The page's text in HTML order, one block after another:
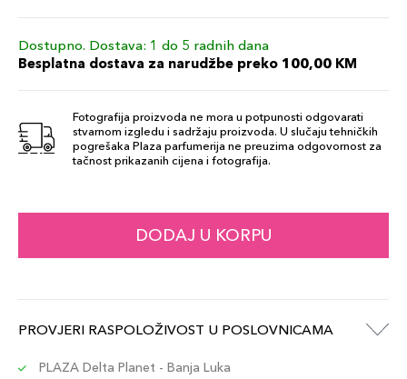
Dostupno. Dostava: 1 do 5 radnih dana
Besplatna dostava za narudžbe preko 100,00 KM
Fotografija proizvoda ne mora u potpunosti odgovarati
stvarnom izgledu i sadržaju proizvoda. U slučaju tehničkih
pogrešaka Plaza parfumerija ne preuzima odgovornost za
tačnost prikazanih cijena i fotografija.
DODAJ U KORPU
PROVJERI RASPOLOŽIVOST U POSLOVNICAMA
PLAZA Delta Planet - Banja Luka